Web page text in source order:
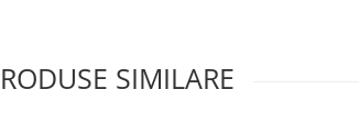
SIMILARE